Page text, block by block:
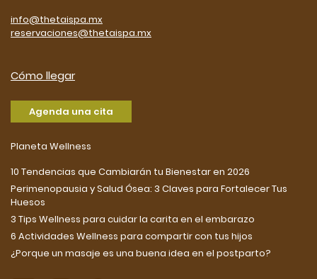
info@thetaispa.mx
reservaciones@thetaispa.mx
Cómo llegar
Agenda una cita
Planeta Wellness
10 Tendencias que Cambiarán tu Bienestar en 2026
Perimenopausia y Salud Ósea: 3 Claves para Fortalecer Tus
Huesos
3 Tips Wellness para cuidar la carita en el embarazo
6 Actividades Wellness para compartir con tus hijos
¿Porque un masaje es una buena idea en el postparto?